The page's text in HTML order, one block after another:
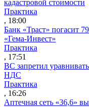
кадастровой стоимости
Практика
, 18:00
Банк «Траст» погасит
«Гема-Инвест»
Практика
, 17:51
ВС запретил
НДС
Практика
, 16:26
Аптечная сеть «36,6»